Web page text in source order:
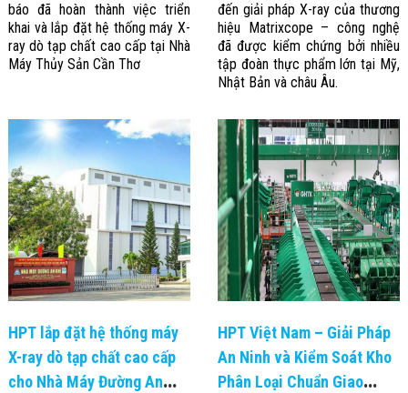
Đội
Dự Án Khối Nhà
Máy
Dự Án Kho
Xưởng -
Tin Công Nghệ
Tin Khuyến Mãi
Tin Tuyển Dụng
Liên Hệ
báo đã hoàn thành việc triển
khai và lắp đặt hệ thống máy X-
ray dò tạp chất cao cấp tại Nhà
Máy Thủy Sản Cần Thơ
đến giải pháp X-ray của thương
hiệu Matrixcope – công nghệ
đã được kiểm chứng bởi nhiều
tập đoàn thực phẩm lớn tại Mỹ,
Nhật Bản và châu Âu.
HPT lắp đặt hệ thống máy
X-ray dò tạp chất cao cấp
cho Nhà Máy Đường An
HPT Việt Nam – Giải Pháp
An Ninh và Kiểm Soát Kho
Phân Loại Chuẩn Giao